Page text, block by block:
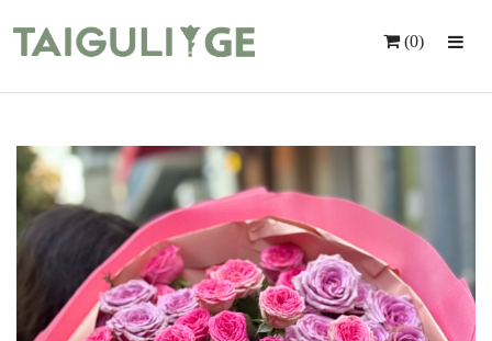
Ყვავილები
Საჩუქრები
Მომსახურება
Ინდივიდუალური Შეკვეთა
Კონტაქტი
(0)